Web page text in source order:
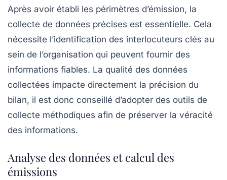
Après avoir établi les périmètres d’émission, la
collecte de données précises est essentielle. Cela
nécessite l’identification des interlocuteurs clés au
sein de l’organisation qui peuvent fournir des
informations fiables. La qualité des données
collectées impacte directement la précision du
bilan, il est donc conseillé d’adopter des outils de
collecte méthodiques afin de préserver la véracité
des informations.
Analyse des données et calcul des
émissions